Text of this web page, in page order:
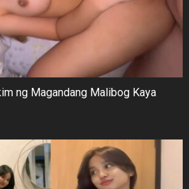
ng Magandang Malibog Kaya